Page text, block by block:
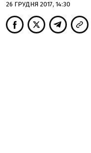
26 ГРУДНЯ 2017, 14:30